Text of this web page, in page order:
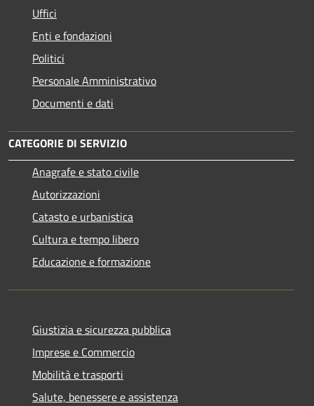
Uffici
Enti e fondazioni
Politici
Personale Amministrativo
Documenti e dati
CATEGORIE DI SERVIZIO
Anagrafe e stato civile
Autorizzazioni
Catasto e urbanistica
Cultura e tempo libero
Educazione e formazione
Giustizia e sicurezza pubblica
Imprese e Commercio
Mobilità e trasporti
Salute, benessere e assistenza